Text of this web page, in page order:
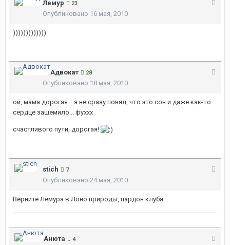
Лемур 23
Опубликовано 16 мая, 2010
)))))))))))))
Адвокат 28
Опубликовано 18 мая, 2010
ой, мама дорогая... я не сразу понял, что это сон и даже как-то
сердце защемило... фуххх
счастливого пути, дорогая!
stich 7
Опубликовано 24 мая, 2010
Верните Лемура в Лоно природы, пардон клуба.
Анюта 4